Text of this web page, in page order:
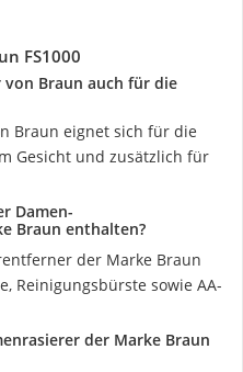
FS1000
von Braun auch für die
Braun eignet sich für die
Gesicht und zusätzlich für
Damen-
Braun enthalten?
der Marke Braun
Reinigungsbürste sowie AA-
der Marke Braun